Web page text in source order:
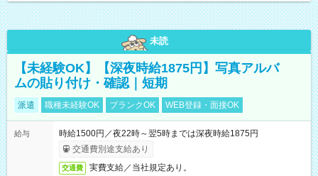
未読
【未経験OK】【深夜時給1875円】写真アルバ
ムの貼り付け・確認｜短期
派遣 職種未経験OK ブランクOK WEB登録・面接OK
給与
時給1500円／夜22時～翌5時までは深夜時給1875円
交通費別途支給あり
交通費 実費支給／当社規定あり。